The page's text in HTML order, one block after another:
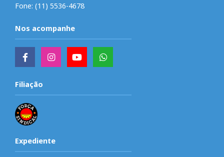
Fone: (11) 5536-4678
Nos acompanhe
Filiação
Expediente